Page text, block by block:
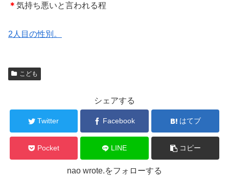
＊ 気持ち悪いと言われる程
2人目の性別。
こども
シェアする
Twitter Facebook はてブ
Pocket LINE コピー
nao wrote.をフォローする